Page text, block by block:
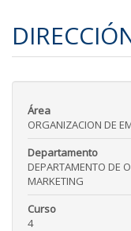
Área
ORGANIZACION DE
Departamento
DEPARTAMENTO DE
MARKETING
Curso
4